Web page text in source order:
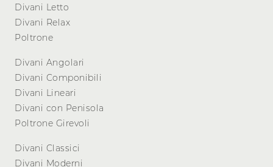
Divani Letto
Divani Relax
Poltrone
Divani Angolari
Divani Componibili
Divani Lineari
Divani con Penisola
Poltrone Girevoli
Divani Classici
Divani Moderni